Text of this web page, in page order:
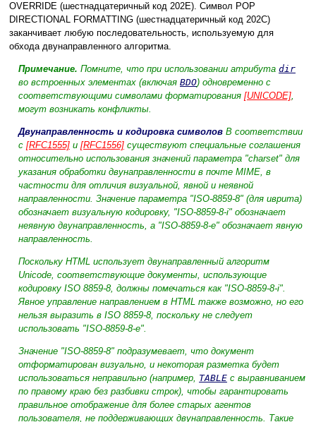
OVERRIDE (шестнадцатеричный код 202E). Символ POP
DIRECTIONAL FORMATTING (шестнадцатеричный код 202C)
заканчивает любую последовательность, используемую для
обхода двунаправленного алгоритма.
Примечание. Помните, что при использовании атрибута dir
во встроенных элементах (включая BDO) одновременно с
соответствующими символами форматирования [UNICODE],
могут возникать конфликты.
Двунаправленность и кодировка символов В соответствии
с [RFC1555] и [RFC1556] существуют специальные соглашения
относительно использования значений параметра "charset" для
указания обработки двунаправленности в почте MIME, в
частности для отличия визуальной, явной и неявной
направленности. Значение параметра "ISO-8859-8" (для иврита)
обозначает визуальную кодировку, "ISO-8859-8-i" обозначает
неявную двунаправленность, а "ISO-8859-8-e" обозначает явную
направленность.
Поскольку HTML использует двунаправленный алгоритм
Unicode, соответствующие документы, использующие
кодировку ISO 8859-8, должны помечаться как "ISO-8859-8-i".
Явное управление направлением в HTML также возможно, но его
нельзя выразить в ISO 8859-8, поскольку не следует
использовать "ISO-8859-8-e".
Значение "ISO-8859-8" подразумевает, что документ
отформатирован визуально, и некоторая разметка будет
использоваться неправильно (например, TABLE с выравниванием
по правому краю без разбивки строк), чтобы гарантировать
правильное отображение для более старых агентов
пользователя, не поддерживающих двунаправленность. Такие